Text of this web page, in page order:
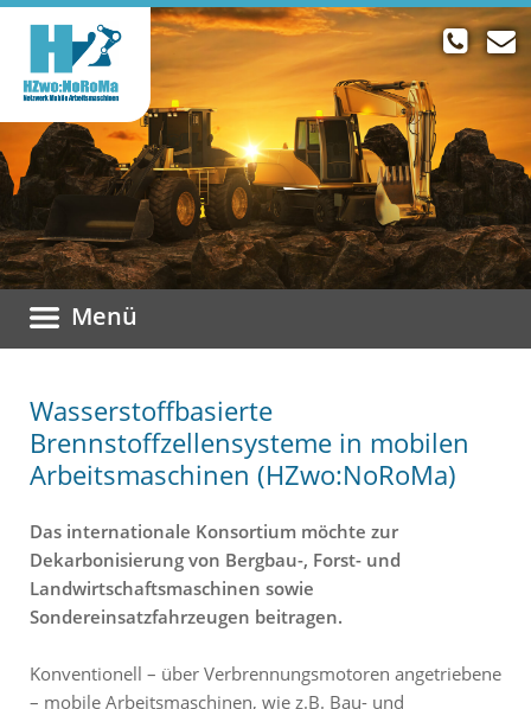
Menü
Wasserstoffbasierte
Brennstoffzellensysteme in mobilen
Arbeitsmaschinen (HZwo:NoRoMa)
Das internationale Konsortium möchte zur
Dekarbonisierung von Bergbau-, Forst- und
Landwirtschaftsmaschinen sowie
Sondereinsatzfahrzeugen beitragen.
Konventionell – über Verbrennungsmotoren angetriebene
– mobile Arbeitsmaschinen, wie z.B. Bau- und